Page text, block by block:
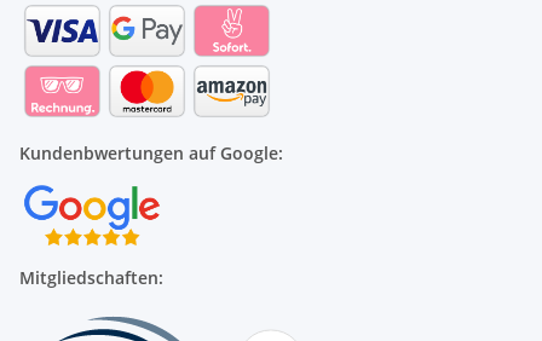
Kundenbwertungen auf Google:
Mitgliedschaften: